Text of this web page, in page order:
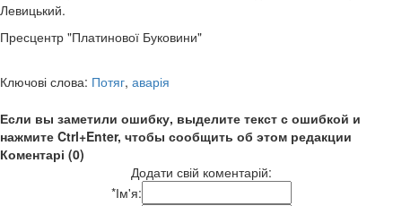
Левицький.
Пресцентр "Платинової Буковини"
Ключові слова: Потяг, аварія
Если вы заметили ошибку, выделите текст с ошибкой и
нажмите Ctrl+Enter, чтобы сообщить об этом редакции
Коментарі (0)
Додати свій коментарій:
*Ім'я: